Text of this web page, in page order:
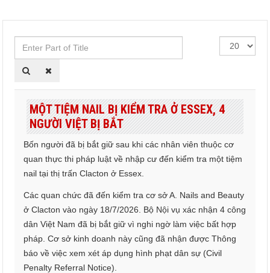
Enter
Part
of
Hiển
thị
MỘT TIỆM NAIL BỊ KIỂM TRA Ở ESSEX, 4
NGƯỜI VIỆT BỊ BẮT
Bốn người đã bị bắt giữ sau khi các nhân viên thuộc cơ
quan thực thi pháp luật về nhập cư đến kiểm tra một tiệm
nail tại thị trấn Clacton ở Essex.
Các quan chức đã đến kiểm tra cơ sở A. Nails and Beauty
ở Clacton vào ngày 18/7/2026. Bộ Nội vụ xác nhận 4 công
dân Việt Nam đã bị bắt giữ vì nghi ngờ làm việc bất hợp
pháp. Cơ sở kinh doanh này cũng đã nhận được Thông
báo về việc xem xét áp dụng hình phạt dân sự (Civil
Penalty Referral Notice).